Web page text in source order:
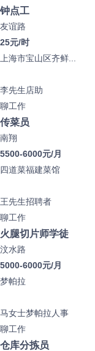
钟点工
友谊路
25元/时
上海市宝山区齐鲜...
李先生店助
聊工作
传菜员
南翔
5500-6000元/月
四道菜福建菜馆
王先生招聘者
聊工作
火腿切片师学徒
汶水路
5000-6000元/月
梦帕拉
马女士梦帕拉人事
聊工作
仓库分拣员